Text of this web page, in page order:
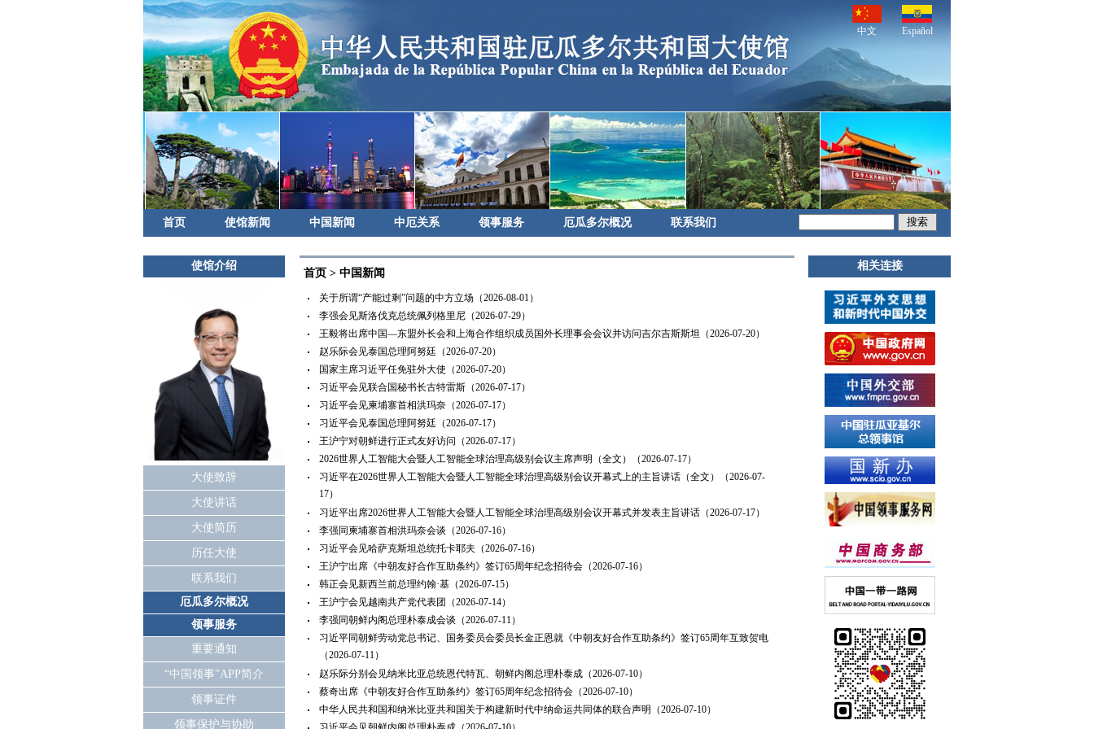
中文 Español
首页 使馆新闻 中国新闻 中厄关系 领事服务 厄瓜多尔概况 联系我们
使馆介绍
大使致辞
大使讲话
大使简历
历任大使
联系我们
厄瓜多尔概况
领事服务
重要通知
“中国领事”APP简介
领事证件
领事保护与协助
首页 > 中国新闻
关于所谓“产能过剩”问题的中方立场（2026-08-01）
李强会见斯洛伐克总统佩列格里尼（2026-07-29）
王毅将出席中国—东盟外长会和上海合作组织成员国外长理事会会议并访问吉尔吉斯斯坦（2026-07-20）
赵乐际会见泰国总理阿努廷（2026-07-20）
国家主席习近平任免驻外大使（2026-07-20）
习近平会见联合国秘书长古特雷斯（2026-07-17）
习近平会见柬埔寨首相洪玛奈（2026-07-17）
习近平会见泰国总理阿努廷（2026-07-17）
王沪宁对朝鲜进行正式友好访问（2026-07-17）
2026世界人工智能大会暨人工智能全球治理高级别会议主席声明（全文）（2026-07-17）
习近平在2026世界人工智能大会暨人工智能全球治理高级别会议开幕式上的主旨讲话（全文）（2026-07-
17）
习近平出席2026世界人工智能大会暨人工智能全球治理高级别会议开幕式并发表主旨讲话（2026-07-17）
李强同柬埔寨首相洪玛奈会谈（2026-07-16）
习近平会见哈萨克斯坦总统托卡耶夫（2026-07-16）
王沪宁出席《中朝友好合作互助条约》签订65周年纪念招待会（2026-07-16）
韩正会见新西兰前总理约翰·基（2026-07-15）
王沪宁会见越南共产党代表团（2026-07-14）
李强同朝鲜内阁总理朴泰成会谈（2026-07-11）
习近平同朝鲜劳动党总书记、国务委员会委员长金正恩就《中朝友好合作互助条约》签订65周年互致贺电
（2026-07-11）
赵乐际分别会见纳米比亚总统恩代特瓦、朝鲜内阁总理朴泰成（2026-07-10）
蔡奇出席《中朝友好合作互助条约》签订65周年纪念招待会（2026-07-10）
中华人民共和国和纳米比亚共和国关于构建新时代中纳命运共同体的联合声明（2026-07-10）
相关连接